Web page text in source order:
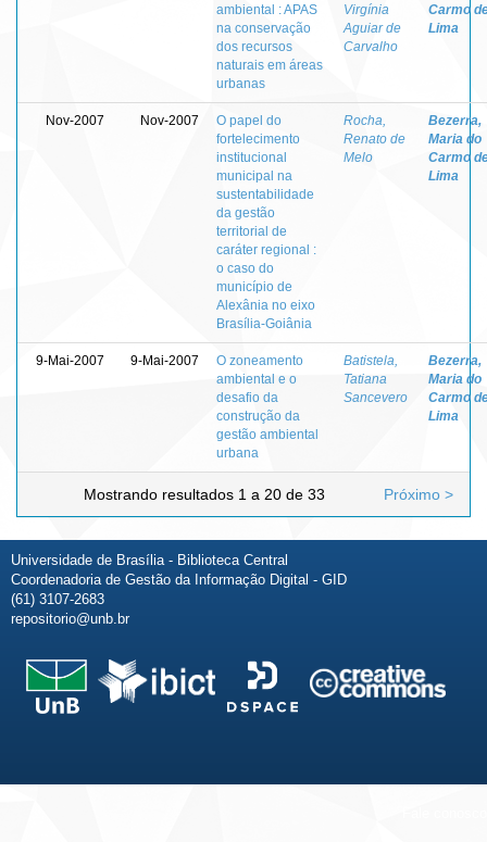
ambiental : APAS
na conservação
dos recursos
naturais em áreas
urbanas
Virgínia
Aguiar de
Carvalho
Carmo
Lima
Nov-2007 Nov-2007
O papel do
fortelecimento
institucional
municipal na
sustentabilidade
da gestão
territorial de
caráter regional :
o caso do
município de
Alexânia no eixo
Brasília-Goiânia
Rocha,
Renato de
Melo
Bezerra,
Maria do
Carmo
Lima
9-Mai-2007 9-Mai-2007
O zoneamento
ambiental e o
desafio da
construção da
gestão ambiental
urbana
Batistela,
Tatiana
Sancevero
Bezerra,
Maria do
Carmo
Lima
Mostrando resultados 1 a 20 de 33 Próximo >
Universidade de Brasília - Biblioteca Central
Coordenadoria de Gestão da Informação Digital - GID
(61) 3107-2683
repositorio@unb.br